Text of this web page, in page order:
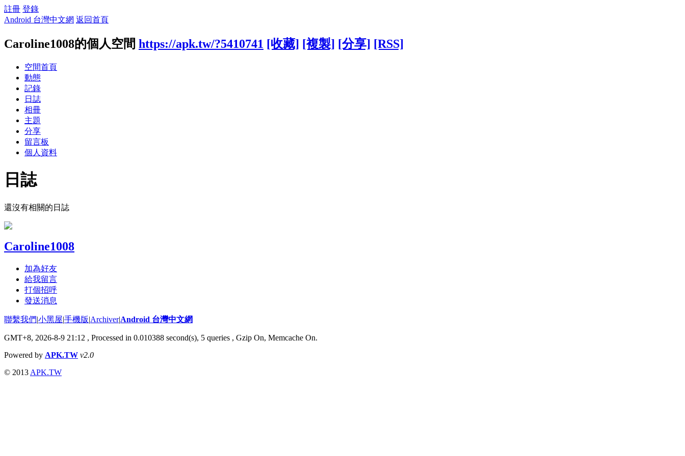
註冊 登錄
Android 台灣中文網 返回首頁
Caroline1008的個人空間 https://apk.tw/?5410741 [收藏] [複製] [分享] [RSS]
空間首頁
動態
記錄
日誌
相冊
主題
分享
留言板
個人資料
日誌
還沒有相關的日誌
Caroline1008
加為好友
給我留言
打個招呼
發送消息
聯繫我們|小黑屋|手機版|Archiver|Android 台灣中文網
GMT+8, 2026-8-9 21:12 , Processed in 0.010388 second(s), 5 queries , Gzip On, Memcache On.
Powered by APK.TW v2.0
© 2013 APK.TW